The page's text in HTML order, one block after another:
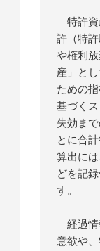
特許資
許（特
や権利
産」と
ための
基づく
失効ま
とに合
算出に
どを記
す。
経過情
意欲や